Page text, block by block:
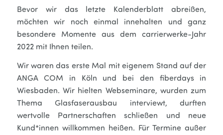
Bevor wir das letzte Kalenderblatt abreißen,
möchten wir noch einmal innehalten und ganz
besondere Momente aus dem carrierwerke-Jahr
2022 mit Ihnen teilen.
Wir waren das erste Mal mit eigenem Stand auf der
ANGA COM in Köln und bei den fiberdays in
Wiesbaden. Wir hielten Webseminare, wurden zum
Thema Glasfaserausbau interviewt, durften
wertvolle Partnerschaften schließen und neue
Kund*innen willkommen heißen. Für Termine außer